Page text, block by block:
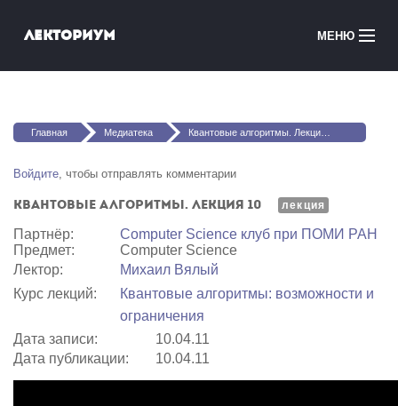
Лекториум МЕНЮ
Медиатека
Courses in English
Вы здесь
Главная Медиатека Квантовые алгоритмы. Лекция 10
Войдите, чтобы отправлять комментарии
Квантовые алгоритмы. Лекция 10 лекция
Партнёр:
Computer Science клуб при ПОМИ РАН
Предмет:
Computer Science
Лектор:
Михаил Вялый
Курс лекций:
Квантовые алгоритмы: возможности и
ограничения
Дата записи:
10.04.11
Дата публикации:
10.04.11